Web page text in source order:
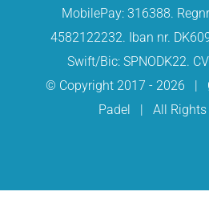
MobilePay: 316388.
4582122232. Iban nr.
Swift/Bic: SPNODK22.
© Copyright 2017 - 2026 |
Padel | All Rights